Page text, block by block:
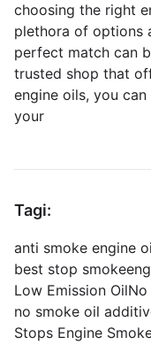
choosing the right
plethora of options
perfect match can
trusted shop that
engine oils, you
your
Tagi:
anti smoke engine
best stop smoke
Low Emission OilNo
no smoke oil
Stops Engine